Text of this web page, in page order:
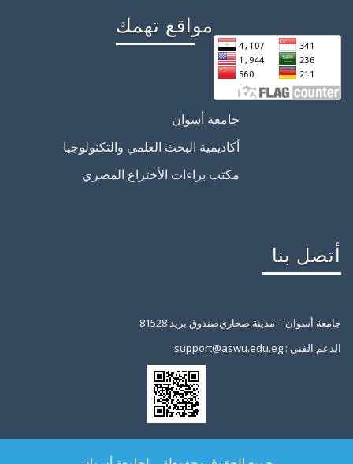
مواقع تهمك
جامعة أسوان
أكاديمية البحث العلمي والتكنولوجيا
مكتب براءات الأختراع المصري
أتصل بنا
جامعة أسوان – مدينة صحاريصندوق بريد 81528
support@aswu.edu.eg : الدعم الفني